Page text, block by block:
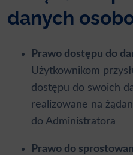
danych
Prawo dostępu do
Użytkownikom
dostępu do swoich
realizowane na
do Administratora
Prawo do